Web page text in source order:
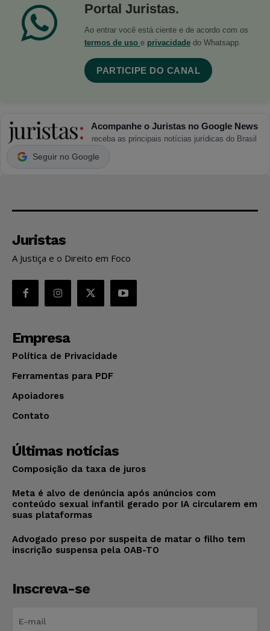
Portal Juristas.
Ao entrar você está ciente e de acordo com os
termos de uso e privacidade do Whatsapp.
PARTICIPE DO CANAL
Acompanhe o Juristas no Google News
receba as principais notícias jurídicas do Brasil
Seguir no Google
Juristas
A Justiça e o Direito em Foco
Empresa
Política de Privacidade
Ferramentas para PDF
Apoiadores
Contato
Últimas notícias
Composição da taxa de juros
Meta é alvo de denúncia após anúncios com
conteúdo sexual infantil gerado por IA circularem em
suas plataformas
Advogado preso por suspeita de matar o filho tem
inscrição suspensa pela OAB-TO
Inscreva-se